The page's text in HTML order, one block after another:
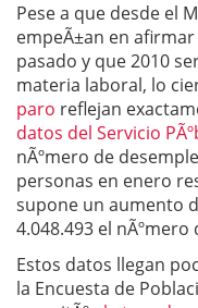
Pese a que desde el
empeÃ±an en
pasado y que 2010
materia laboral, lo
paro reflejan
datos del Servicio
nÃºmero de
personas en enero
supone un aumento
4.048.493 el nÃºmero
Estos datos llegan
la Encuesta de